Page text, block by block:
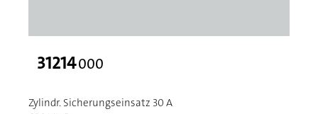
31214000
Zylindr. Sicherungseinsatz 30 A